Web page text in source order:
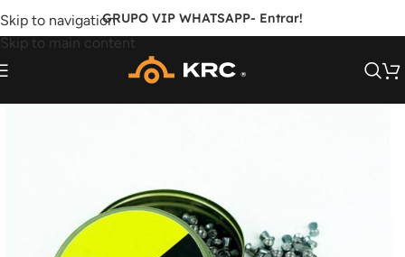
Skip to navigation
Skip to main content
GRUPO VIP WHATSAPP- Entrar!